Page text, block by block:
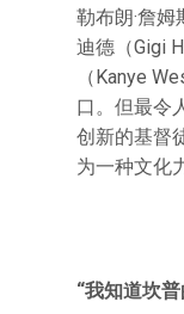
勒布朗·詹
迪德（Gigi
（Kanye
口。但最令
创新的基督
为一种文化
“我知道坎